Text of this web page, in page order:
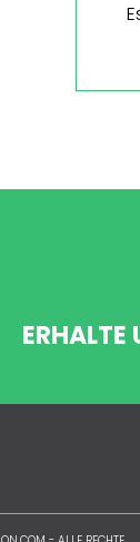
ERHALTE